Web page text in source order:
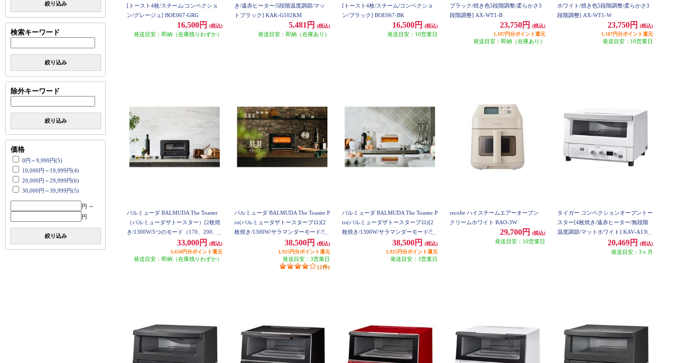
絞り込み
検索キーワード
絞り込み
除外キーワード
絞り込み
価格
0円～9,999円(5)
10,000円～19,999円(4)
20,000円～29,999円(6)
30,000円～39,999円(5)
円 ～
円
絞り込み
[トースト4枚/スチーム/コンベクショ
ン/グレージュ] BOE067-GRG
16,500円 (税込)
発送目安：即納（在庫残りわずか）
き/遠赤ヒーター/5段階温度調節/マッ
トブラック] KAK-G102KM
5,481円 (税込)
発送目安：即納（在庫あり）
[トースト4枚/スチーム/コンベクショ
ン/ブラック] BOE067-BK
16,500円 (税込)
発送目安：10営業日
ブラック/焼き色5段階調整/柔らかさ3
段階調整] AX-WT1-B
23,750円
(税込)
1,187円分ポイント還元
発送目安：即納（在庫あり）
ホワイト/焼き色5段階調整/柔らかさ3
段階調整] AX-WT1-W
23,750円
(税込)
1,187円分ポイント還元
発送目安：10営業日
バルミューダ BALMUDA The Toaster
（バルミューダザトースター）[2枚焼
き/1300W/5つのモード（170、200、2
30°C）/5ccカップ付/ブラック] K11A-B
33,000円
(税込)
1,650円分ポイント還元
発送目安：即納（在庫残りわずか）
バルミューダ BALMUDA The Toaster P
ro(バルミューダザトースタープロ)[2
枚焼き/1300W/サラマンダーモード/5c
cカップ付/ブラック] K11A-SE-BK
38,500円
(税込)
1,925円分ポイント還元
発送目安：3営業日
(2件)
バルミューダ BALMUDA The Toaster P
ro(バルミューダザトースタープロ)[2
枚焼き/1300W/サラマンダーモード/5c
cカップ付/ホワイト] K11A-SE-WH
38,500円
(税込)
1,925円分ポイント還元
発送目安：3営業日
recolte ハイスチームエアーオーブン
クリームホワイト RAO-3W
29,700円 (税込)
発送目安：10営業日
タイガー コンベクションオーブントー
スター[4枚焼き/遠赤ヒーター/無段階
温度調節/マットホワイト] KAV-A130
20,469円 (税込)
発送目安：3ヶ月